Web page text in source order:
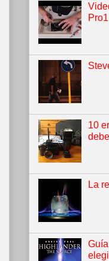
Pro1
10
La